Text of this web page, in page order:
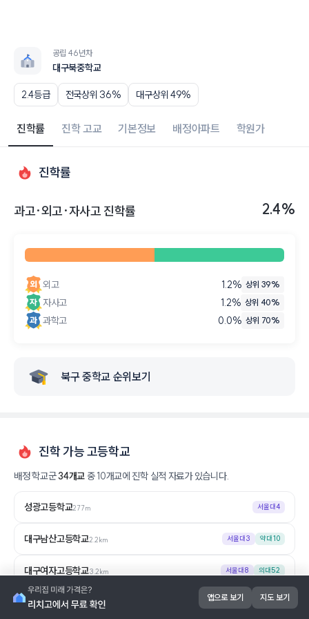
공립 46년차
대구북중학교
2.4등급 전국상위 36% 대구상위 49%
진학률 진학 고교 기본정보 배정아파트 학원가
진학률
과고·외고·자사고 진학률 2.4%
외고 1.2% 상위 39%
자사고 1.2% 상위 40%
과학고 0.0% 상위 70%
북구 중학교 순위보기
진학 가능 고등학교
배정 학교군34개교중10개교에 진학 실적 자료가 있습니다.
성광고등학교277m 서울대4
대구남산고등학교2.2km 서울대3 약대10
대구여자고등학교3.2km 서울대8 의대52
경신고등학교3.8km 서울대 의대45
앱으로 보기 지도 보기